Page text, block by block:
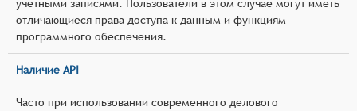
учётными записями. Пользователи в этом случае могут иметь
отличающиеся права доступа к данным и функциям
программного обеспечения.
Наличие API
Часто при использовании современного делового